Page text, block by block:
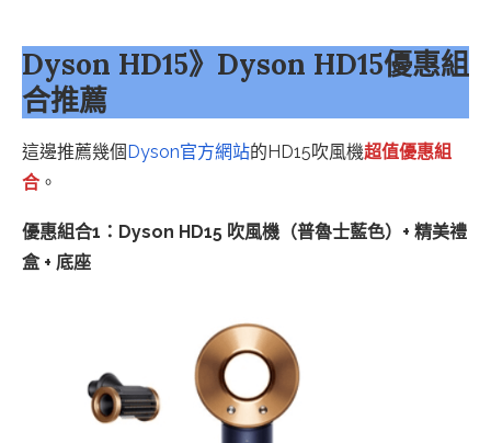
Dyson HD15》Dyson HD15優惠組
合推薦
這邊推薦幾個Dyson官方網站的HD15吹風機超值優惠組
合 。
優惠組合1：Dyson HD15 吹風機（普魯士藍色）+ 精美禮
盒 + 底座